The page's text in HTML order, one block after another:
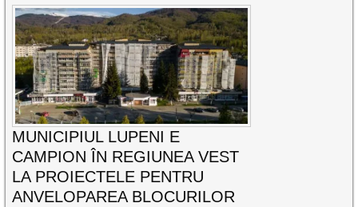
MUNICIPIUL LUPENI E
CAMPION ÎN REGIUNEA VEST
LA PROIECTELE PENTRU
ANVELOPAREA BLOCURILOR